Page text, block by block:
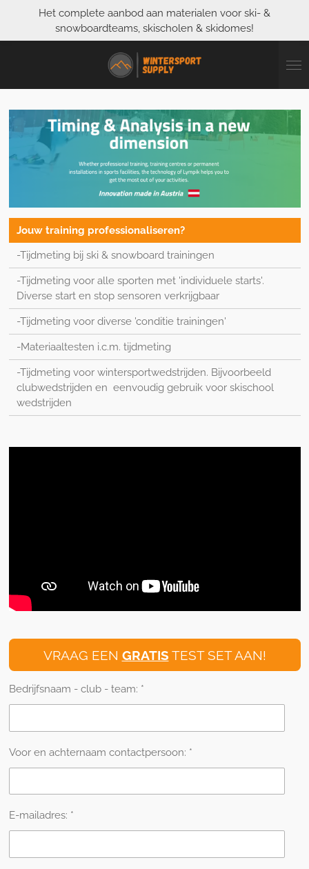
naar
Het complete aanbod aan materialen voor ski- &
snowboardteams, skischolen & skidomes!
Jouw training professionaliseren?
-Tijdmeting bij ski & snowboard trainingen
-Tijdmeting voor alle sporten met 'individuele starts'.
Diverse start en stop sensoren verkrijgbaar
-Tijdmeting voor diverse 'conditie trainingen'
-Materiaaltesten i.c.m. tijdmeting
-Tijdmeting voor wintersportwedstrijden. Bijvoorbeeld
clubwedstrijden en eenvoudig gebruik voor skischool
wedstrijden
VRAAG EEN GRATIS TEST SET AAN!
Bedrijfsnaam - club - team: *
Voor en achternaam contactpersoon: *
E-mailadres: *